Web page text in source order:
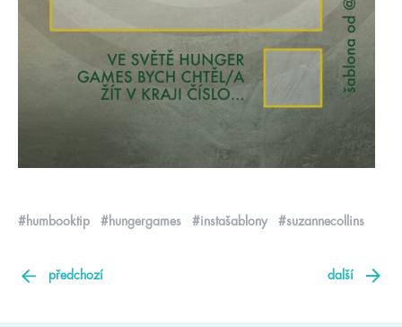
#humbooktip #hungergames #instašablony #suzannecollins
předchozí další